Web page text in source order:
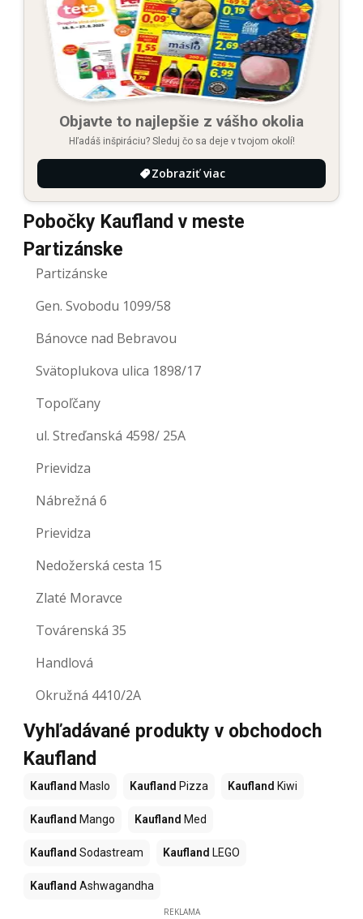
Objavte to najlepšie z vášho okolia
Hľadáš inšpiráciu? Sleduj čo sa deje v tvojom okolí!
Zobraziť viac
Pobočky Kaufland v meste
Partizánske
Partizánske
Gen. Svobodu 1099/58
Bánovce nad Bebravou
Svätoplukova ulica 1898/17
Topoľčany
ul. Streďanská 4598/ 25A
Prievidza
Nábrežná 6
Prievidza
Nedožerská cesta 15
Zlaté Moravce
Továrenská 35
Handlová
Okružná 4410/2A
Vyhľadávané produkty v obchodoch
Kaufland
Kaufland Maslo Kaufland Pizza Kaufland Kiwi
Kaufland Mango Kaufland Med
Kaufland Sodastream Kaufland LEGO
Kaufland Ashwagandha
REKLAMA